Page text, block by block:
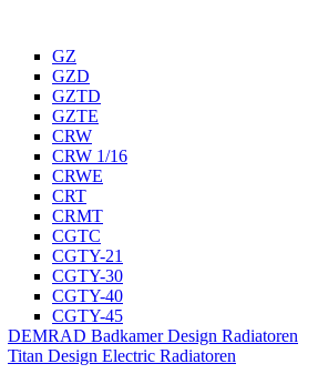
GZ
GZD
GZTD
GZTE
CRW
CRW 1/16
CRWE
CRT
CRMT
CGTC
CGTY-21
CGTY-30
CGTY-40
CGTY-45
DEMRAD Badkamer Design Radiatoren
Titan Design Electric Radiatoren